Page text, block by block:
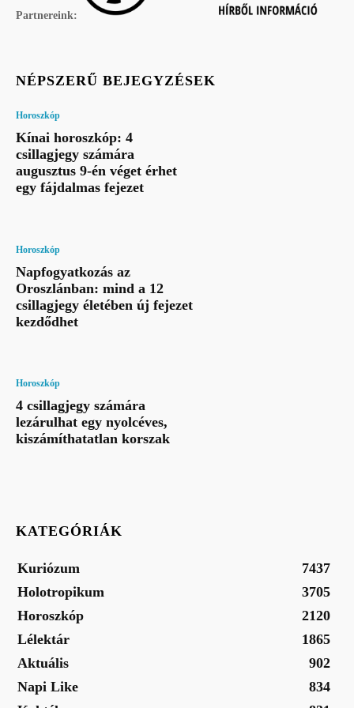
Partnereink:
NÉPSZERŰ BEJEGYZÉSEK
Horoszkóp
Kínai horoszkóp: 4
csillagjegy számára
augusztus 9-én véget érhet
egy fájdalmas fejezet
Horoszkóp
Napfogyatkozás az
Oroszlánban: mind a 12
csillagjegy életében új fejezet
kezdődhet
Horoszkóp
4 csillagjegy számára
lezárulhat egy nyolcéves,
kiszámíthatatlan korszak
KATEGÓRIÁK
Kuriózum
7437
Holotropikum
3705
Horoszkóp
2120
Lélektár
1865
Aktuális
902
Napi Like
834